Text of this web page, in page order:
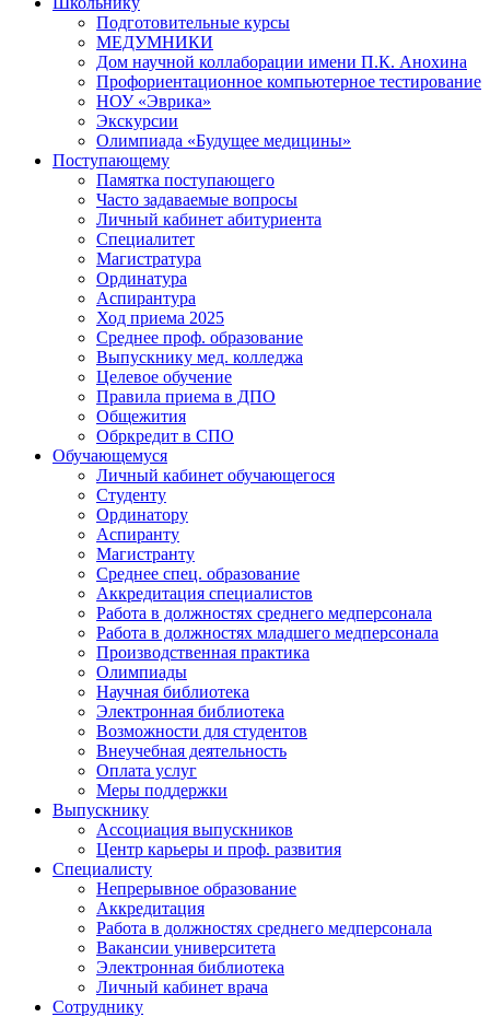
Подготовительные курсы
МЕДУМНИКИ
Дом научной коллаборации имени П.К. Анохина
Профориентационное компьютерное тестирование
НОУ «Эврика»
Экскурсии
Олимпиада «Будущее медицины»
Поступающему
Памятка поступающего
Часто задаваемые вопросы
Личный кабинет абитуриента
Специалитет
Магистратура
Ординатура
Аспирантура
Ход приема 2025
Среднее проф. образование
Выпускнику мед. колледжа
Целевое обучение
Правила приема в ДПО
Общежития
Обркредит в СПО
Обучающемуся
Личный кабинет обучающегося
Студенту
Ординатору
Аспиранту
Магистранту
Среднее спец. образование
Аккредитация специалистов
Работа в должностях среднего медперсонала
Работа в должностях младшего медперсонала
Производственная практика
Олимпиады
Научная библиотека
Электронная библиотека
Возможности для студентов
Внеучебная деятельность
Оплата услуг
Меры поддержки
Выпускнику
Ассоциация выпускников
Центр карьеры и проф. развития
Специалисту
Непрерывное образование
Аккредитация
Работа в должностях среднего медперсонала
Вакансии университета
Электронная библиотека
Личный кабинет врача
Сотруднику